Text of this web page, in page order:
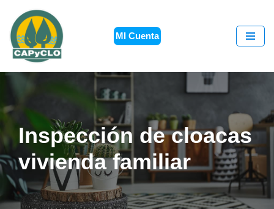
Saltar
al
contenido
MI Cuenta
Inspección de cloacas
vivienda familiar